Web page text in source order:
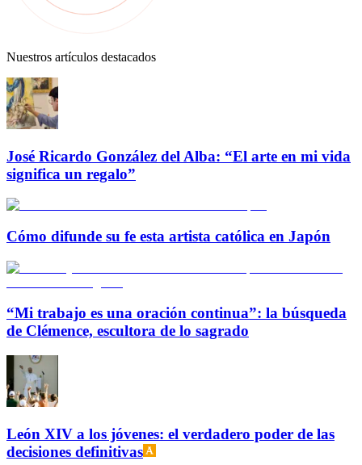
Nuestros artículos destacados
José Ricardo González del Alba: “El arte en mi vida
significa un regalo”
Cómo difunde su fe esta artista católica en Japón
“Mi trabajo es una oración continua”: la búsqueda
de Clémence, escultora de lo sagrado
León XIV a los jóvenes: el verdadero poder de las
decisiones definitivas